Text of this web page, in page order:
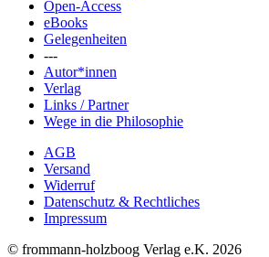
Open-Access
eBooks
Gelegenheiten
---
Autor*innen
Verlag
Links / Partner
Wege in die Philosophie
AGB
Versand
Widerruf
Datenschutz & Rechtliches
Impressum
© frommann-holzboog Verlag e.K. 2026